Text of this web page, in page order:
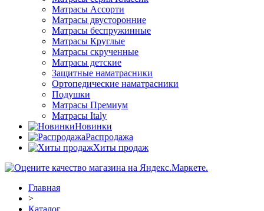
Матрасы Ассорти
Матрасы двусторонние
Матрасы беспружинные
Матрасы Круглые
Матрасы скрученные
Матрасы детские
Защитные наматрасники
Ортопедические наматрасники
Подушки
Матрасы Премиум
Матрасы Italy
Новинки
Распродажа
Хиты продаж
Главная
>
Каталог